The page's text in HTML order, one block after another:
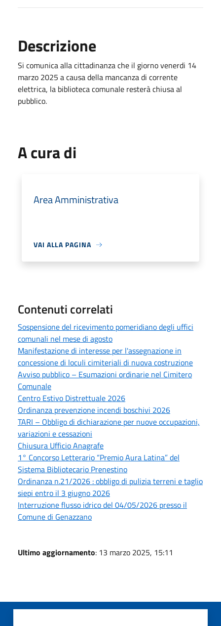
Descrizione
Si comunica alla cittadinanza che il giorno venerdi 14
marzo 2025 a causa della mancanza di corrente
elettrica, la biblioteca comunale resterà chiusa al
pubblico.
A cura di
Area Amministrativa
VAI ALLA PAGINA
Contenuti correlati
Sospensione del ricevimento pomeridiano degli uffici
comunali nel mese di agosto
Manifestazione di interesse per l'assegnazione in
concessione di loculi cimiteriali di nuova costruzione
Avviso pubblico – Esumazioni ordinarie nel Cimitero
Comunale
Centro Estivo Distrettuale 2026
Ordinanza prevenzione incendi boschivi 2026
TARI – Obbligo di dichiarazione per nuove occupazioni,
variazioni e cessazioni
Chiusura Ufficio Anagrafe
1° Concorso Letterario “Premio Aura Latina” del
Sistema Bibliotecario Prenestino
Ordinanza n.21/2026 : obbligo di pulizia terreni e taglio
siepi entro il 3 giugno 2026
Interruzione flusso idrico del 04/05/2026 presso il
Comune di Genazzano
Ultimo aggiornamento: 13 marzo 2025, 15:11